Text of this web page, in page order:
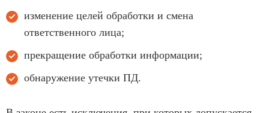
изменение целей обработки и смена
ответственного лица;
прекращение обработки информации;
обнаружение утечки ПД.